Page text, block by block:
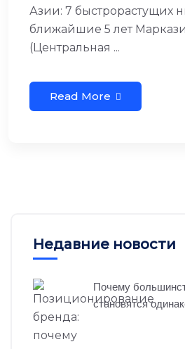
Азии: 7 быстрорастущих
ближайшие 5 лет
(Центральная ...
Read More
Недавние новости
Почему
становятся